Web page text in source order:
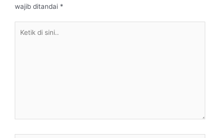
wajib ditandai *